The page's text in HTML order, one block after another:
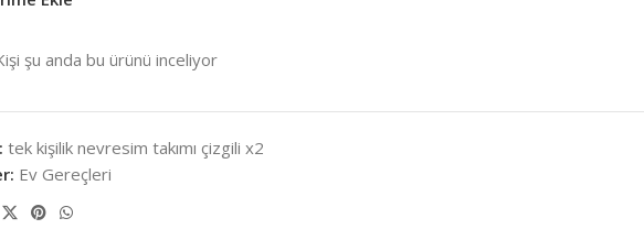
şu anda bu ürünü inceliyor
tek kişilik nevresim takımı çizgili x2
Ev Gereçleri